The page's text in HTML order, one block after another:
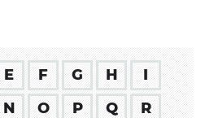
E F G H
I
N O P Q
R